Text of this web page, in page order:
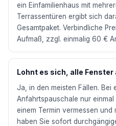
ein Einfamilienhaus mit
Terrassentüren ergibt sich
Gesamtpaket. Verbindliche
Aufmaß, zzgl. einmalig 60 €
Lohnt es sich, alle
Ja, in den meisten Fällen. Bei
Anfahrtspauschale nur
einem Termin vermessen und
haben Sie sofort